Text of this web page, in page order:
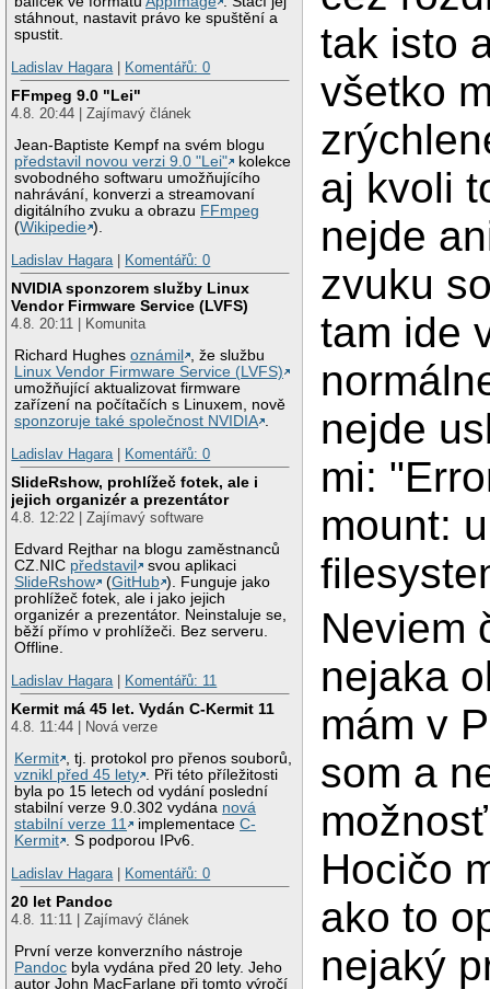
stáhnout, nastavit právo ke spuštění a
spustit.
Ladislav Hagara
Komentářů: 0
FFmpeg 9.0 "Lei"
4.8. 20:44 | Zajímavý článek
Jean-Baptiste Kempf na svém blogu
představil novou verzi 9.0 "Lei"
kolekce
svobodného softwaru umožňujícího
nahrávání, konverzi a streamovaní
digitálního zvuku a obrazu FFmpeg
(Wikipedie ).
Ladislav Hagara
Komentářů: 0
NVIDIA sponzorem služby Linux
Vendor Firmware Service (LVFS)
4.8. 20:11 | Komunita
Richard Hughesoznámil
, že službu
Linux Vendor Firmware Service (LVFS)
umožňující aktualizovat firmware
zařízení na počítačích s Linuxem, nově
sponzoruje také společnost NVIDIA .
Ladislav Hagara | Komentářů: 0
SlideRshow, prohlížeč fotek, ale i
jejich organizér a prezentátor
4.8. 12:22 | Zajímavý software
Edvard Rejthar na blogu zaměstnanců
CZ.NIC představil
svou aplikaci
SlideRshow
(GitHub ). Funguje jako
prohlížeč fotek, ale i jako jejich
organizér a prezentátor. Neinstaluje se,
běží přímo v prohlížeči. Bez serveru.
Offline.
Ladislav Hagara | Komentářů: 11
Kermit má 45 let. Vydán C-Kermit 11
4.8. 11:44 | Nová verze
Kermit , tj. protokol pro přenos souborů,
vznikl před 45 lety . Při této příležitosti
byla po 15 letech od vydání poslední
stabilní verze 9.0.302 vydána nová
stabilní verze 11
implementaceC-
Kermit . S podporou IPv6.
Ladislav Hagara | Komentářů: 0
20 let Pandoc
4.8. 11:11 | Zajímavý článek
První verze konverzního nástroje
Pandoc byla vydána před 20 lety. Jeho
autor John MacFarlane při tomto výročí
tak isto
všetko
aj kvoli
nejde
zvuku
tam ide
nejde
mi:
mount:
Neviem
nejaka
mám v
som a
Hocičo
ako to
nejaký